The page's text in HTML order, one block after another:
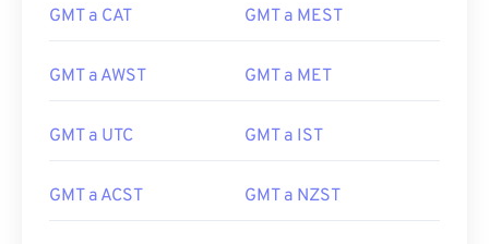
GMT a CAT GMT a MEST
GMT a AWST GMT a MET
GMT a UTC GMT a IST
GMT a ACST GMT a NZST